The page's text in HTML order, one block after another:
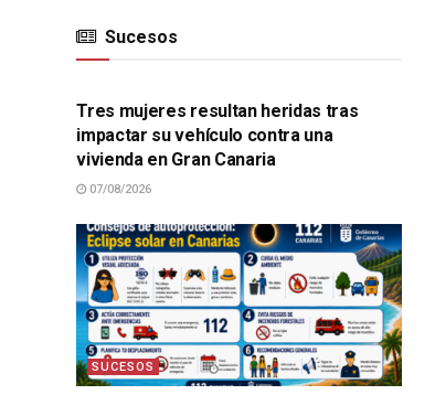
Sucesos
SUCESOS
Tres mujeres resultan heridas tras
impactar su vehículo contra una
vivienda en Gran Canaria
07/08/2026
SUCESOS